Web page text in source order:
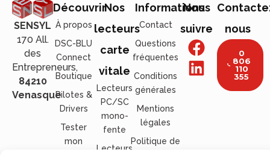
SENSYL
170 All.
des
Entrepreneurs,
84210
Venasque
Découvrir
À propos
DSC-BLU
Connect
Boutique
Pilotes &
Drivers
Tester
mon
Nos
lecteurs
carte
vitale
Lecteurs
PC/SC
mono-
fente
Lecteurs
Informations
Contact
Questions
fréquentes
Conditions
générales
Mentions
légales
Politique de
Nous
suivre
nous
0
806
110
355